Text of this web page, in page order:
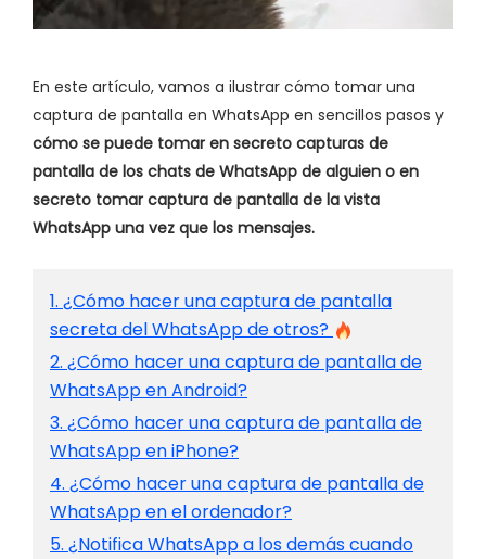
En este artículo, vamos a ilustrar cómo tomar una
captura de pantalla en WhatsApp en sencillos pasos y
cómo se puede tomar en secreto capturas de
pantalla de los chats de WhatsApp de alguien o en
secreto tomar captura de pantalla de la vista
WhatsApp una vez que los mensajes.
1. ¿Cómo hacer una captura de pantalla
secreta del WhatsApp de otros?
2. ¿Cómo hacer una captura de pantalla de
WhatsApp en Android?
3. ¿Cómo hacer una captura de pantalla de
WhatsApp en iPhone?
4. ¿Cómo hacer una captura de pantalla de
WhatsApp en el ordenador?
5. ¿Notifica WhatsApp a los demás cuando